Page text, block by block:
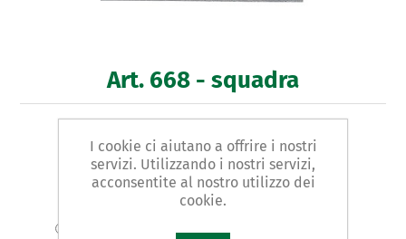
Art. 668 - squadra
TIPO A CAPPELLO PER MECCANICO
Varianti prodotto
Cod.: 66802 | L1:100 | L2:70 | g.170
I cookie ci aiutano a offrire i nostri
servizi. Utilizzando i nostri servizi,
acconsentite al nostro utilizzo dei
cookie.